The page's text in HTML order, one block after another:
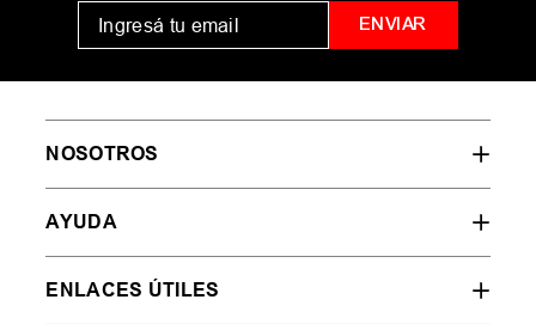
ENVIAR
NOSOTROS
AYUDA
ENLACES ÚTILES